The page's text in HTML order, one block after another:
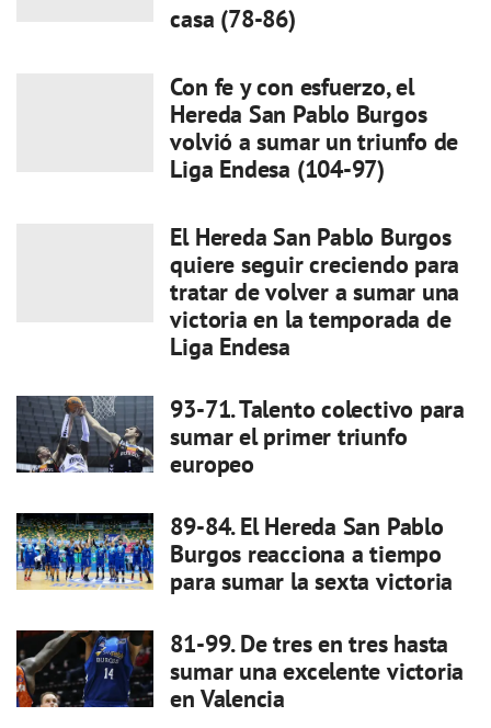
casa (78-86)
Con fe y con esfuerzo, el
Hereda San Pablo Burgos
volvió a sumar un triunfo de
Liga Endesa (104-97)
El Hereda San Pablo Burgos
quiere seguir creciendo para
tratar de volver a sumar una
victoria en la temporada de
Liga Endesa
93-71. Talento colectivo para
sumar el primer triunfo
europeo
89-84. El Hereda San Pablo
Burgos reacciona a tiempo
para sumar la sexta victoria
81-99. De tres en tres hasta
sumar una excelente victoria
en Valencia